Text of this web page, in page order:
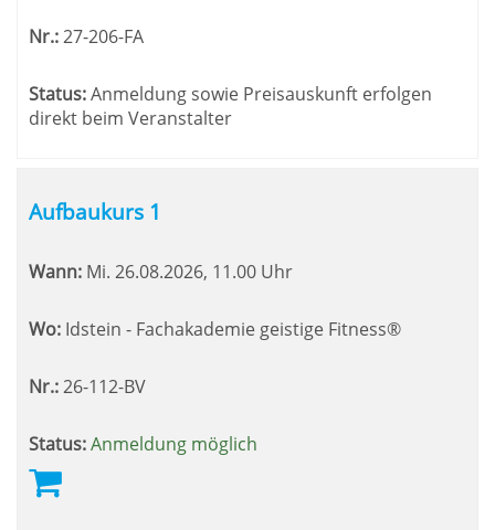
Nr.:27-206-FA
Status:Anmeldung sowie Preisauskunft erfolgen
direkt beim Veranstalter
Aufbaukurs 1
Wann: Mi. 26.08.2026, 11.00 Uhr
Wo: Idstein - Fachakademie geistige Fitness®
Nr.:26-112-BV
Status:Anmeldung möglich